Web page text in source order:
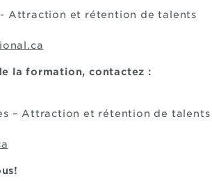
Attraction et rétention de talents
la formation, contactez :
– Attraction et rétention de talents